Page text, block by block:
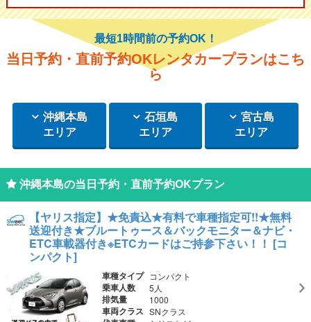
最短1時間前の予約OK！
当日予約・直前予約OKレンタカープランはこち
ら
沖縄本島
エリア
石垣島
エリア
宮古島
エリア
沖縄本島の当日予約・直前予約OKプラン
【ヤリス指定】★免責込★有料で車種指定可!!★無料
送迎付き★ブルートゥース＆バックモニター＆ナビ・
ETC車載器付き※ETCカードはご持参下さい！！ [コ
ンパクト]
車種タイプ コンパクト
乗車人数 5人
排気量 1000
車両クラス SNクラス